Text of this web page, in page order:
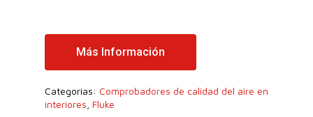
Más Información
Categorías: Comprobadores de calidad del aire en
interiores Fluke